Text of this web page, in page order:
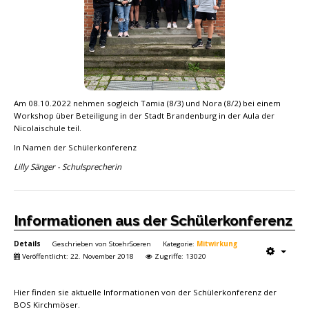
Am 08.10.2022 nehmen sogleich Tamia (8/3) und Nora (8/2) bei einem
Workshop über Beteiligung in der Stadt Brandenburg in der Aula der
Nicolaischule teil.
In Namen der Schülerkonferenz
Lilly Sänger - Schulsprecherin
Informationen aus der Schülerkonferenz
Details Geschrieben von StoehrSoeren Kategorie: Mitwirkung
Veröffentlicht: 22. November 2018
Zugriffe: 13020
Hier finden sie aktuelle Informationen von der Schülerkonferenz der
BOS Kirchmöser.